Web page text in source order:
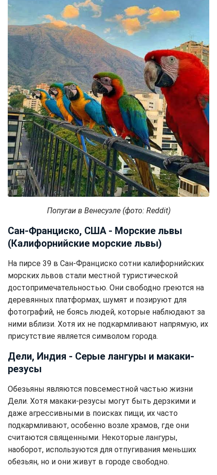
Попугаи в Венесуэле (фото: Reddit)
Сан-Франциско, США - Морские львы
(Калифорнийские морские львы)
На пирсе 39 в Сан-Франциско сотни калифорнийских
морских львов стали местной туристической
достопримечательностью. Они свободно греются на
деревянных платформах, шумят и позируют для
фотографий, не боясь людей, которые наблюдают за
ними вблизи. Хотя их не подкармливают напрямую, их
присутствие является символом города.
Дели, Индия - Серые лангуры и макаки-
резусы
Обезьяны являются повсеместной частью жизни
Дели. Хотя макаки-резусы могут быть дерзкими и
даже агрессивными в поисках пищи, их часто
подкармливают, особенно возле храмов, где они
считаются священными. Некоторые лангуры,
наоборот, используются для отпугивания меньших
обезьян, но и они живут в городе свободно.